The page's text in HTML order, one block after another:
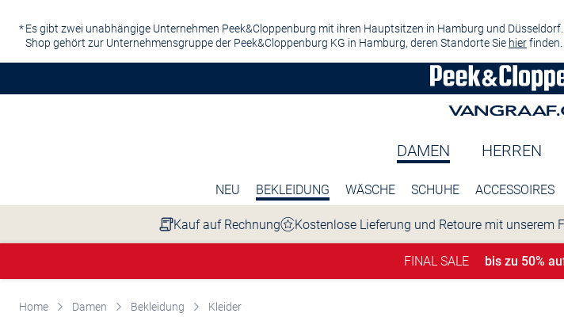
Es gibt zwei unabhängige Unternehmen Peek&Cloppenburg mit ihren Hauptsitzen in Hamburg und Düsseldorf.
Shop gehört zur Unternehmensgruppe der Peek&Cloppenburg KG in Hamburg, deren Standorte Sie hierfinden.
DAMEN HERREN
NEU BEKLEIDUNG WÄSCHE SCHUHE ACCESSOIRES
Kauf auf Rechnung Kostenlose Lieferung und Retoure mit unserem
FINAL SALE bis zu 50%
Home Damen Bekleidung Kleider